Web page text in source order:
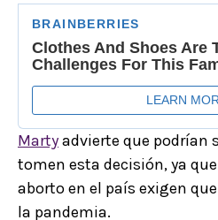
Martyadvierte que podrían
tomen esta decisión, ya
aborto en el país exigen
la pandemia.